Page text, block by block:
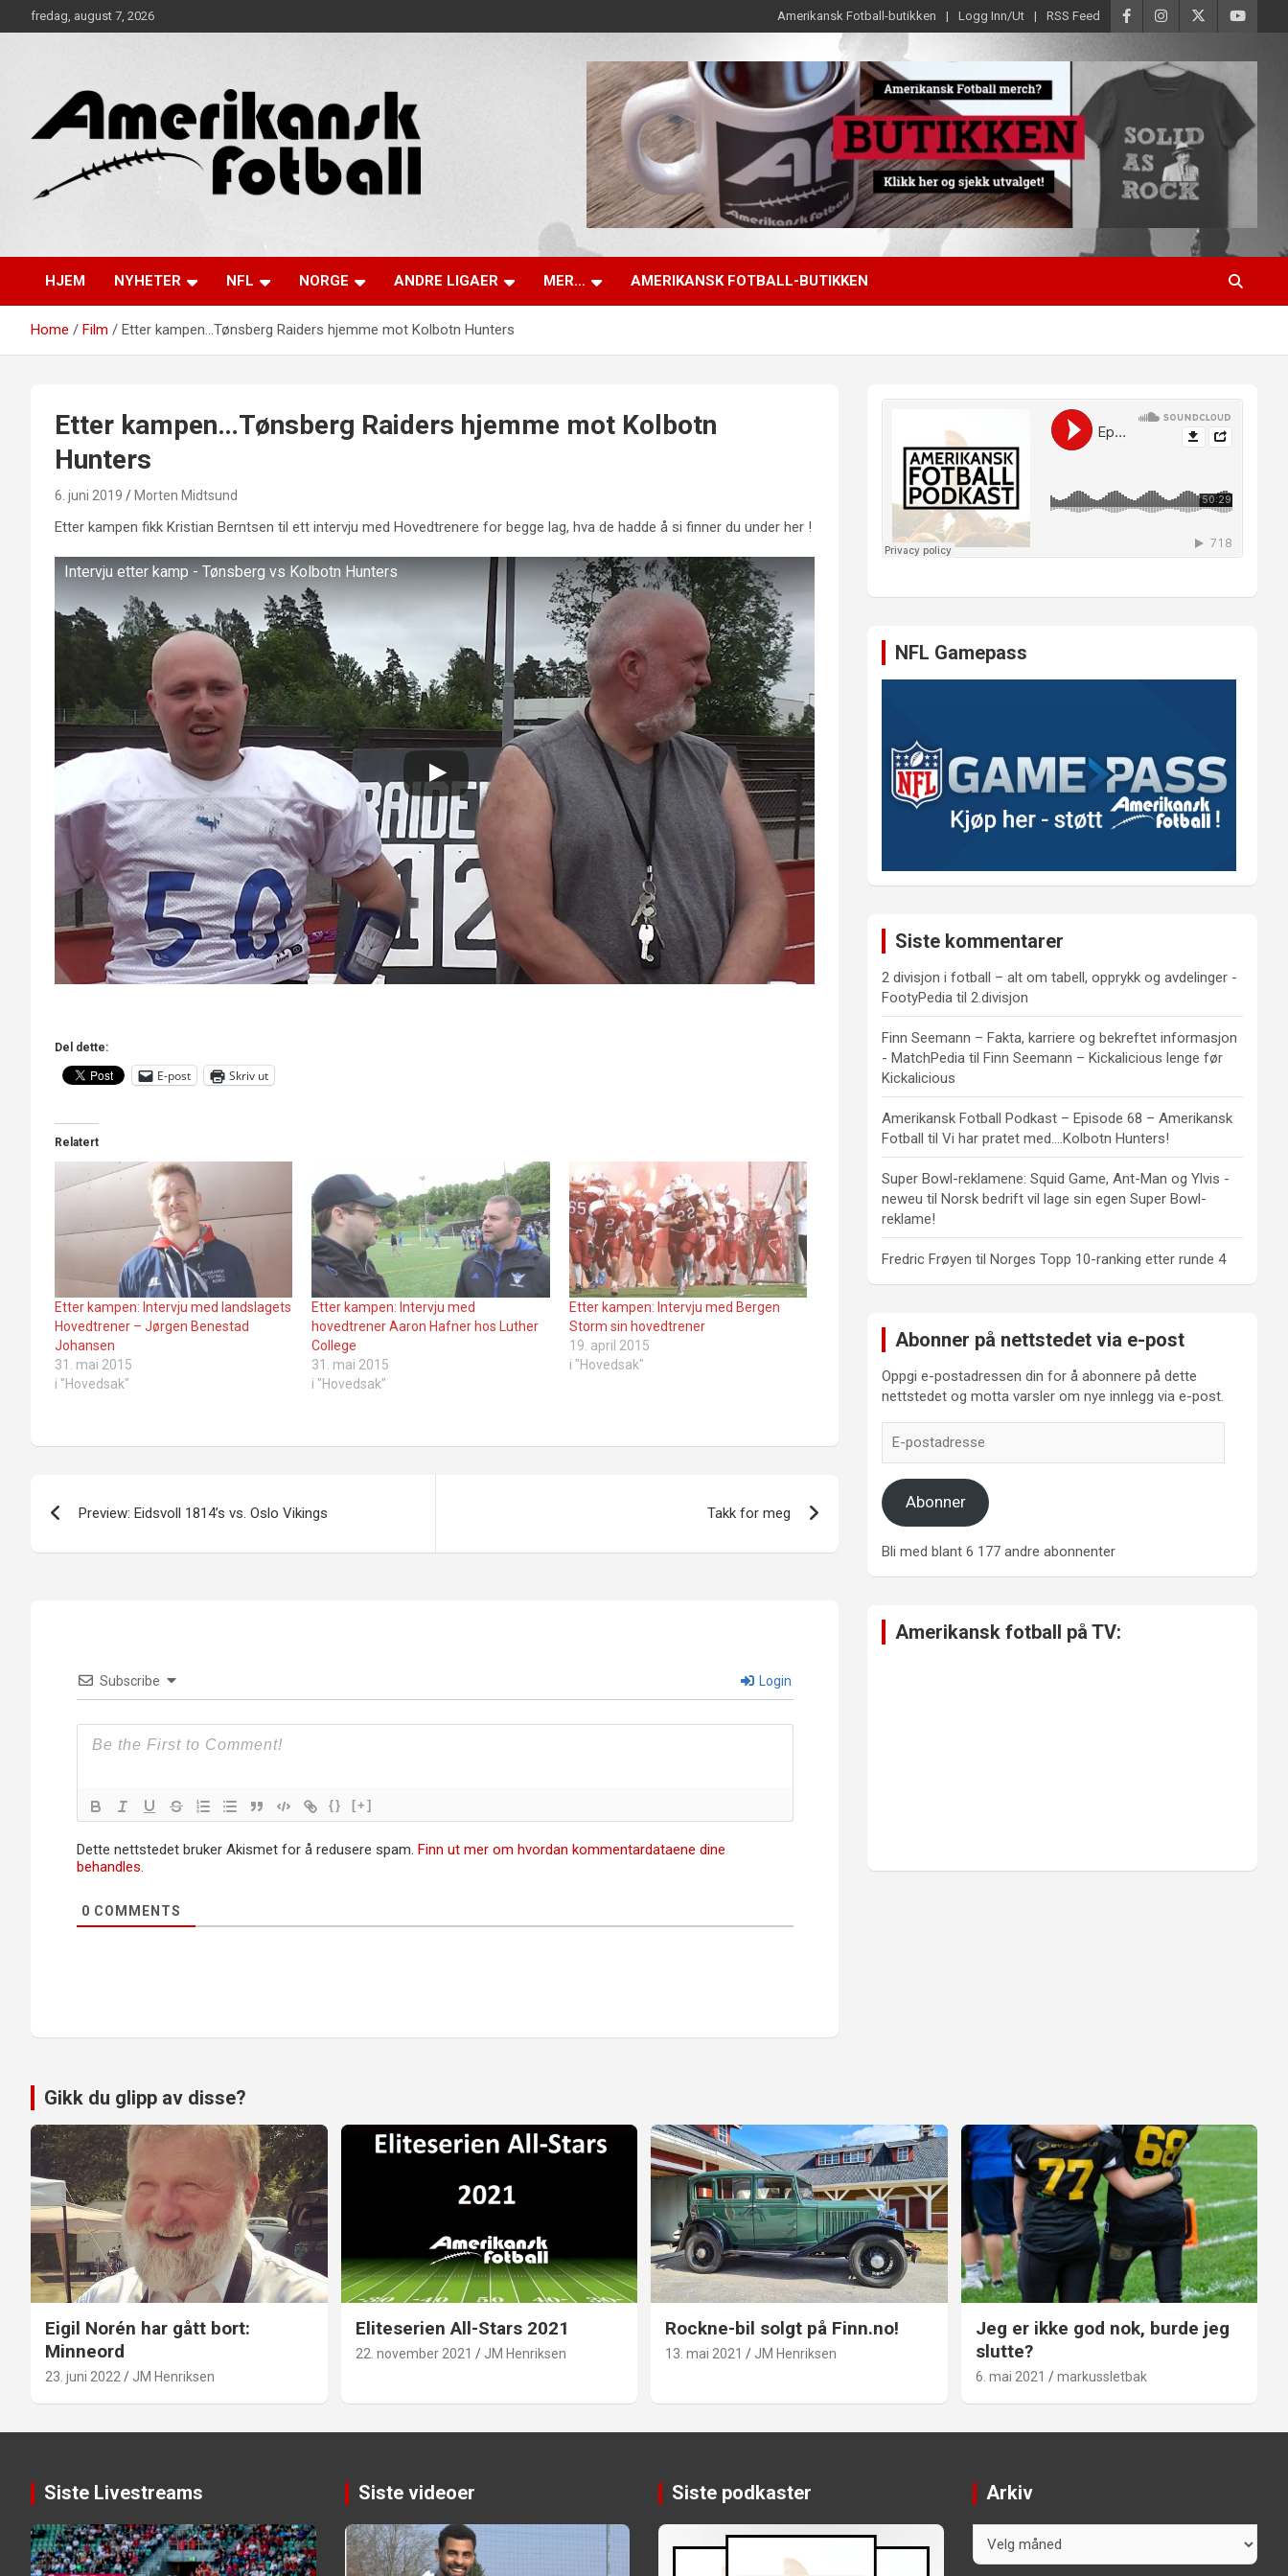
to
fredag, august 7, 2026 Amerikansk Fotball-butikken Logg Inn/Ut RSS Feed
HJEM NYHETER NFL NORGE ANDRE LIGAER MER… AMERIKANSK FOTBALL-BUTIKKEN
Home Film Etter kampen…Tønsberg Raiders hjemme mot Kolbotn Hunters
Etter kampen…Tønsberg Raiders hjemme mot Kolbotn
Hunters
6. juni 2019 Morten Midtsund
Etter kampen fikk Kristian Berntsen til ett intervju med Hovedtrenere for begge lag, hva de hadde å si finner du under her !
Intervju etter kamp - Tønsberg vs Kolbotn Hunters
Del dette:
E-post Skriv ut
Relatert
Etter kampen: Intervju med landslagets
Hovedtrener – Jørgen Benestad
Johansen
31. mai 2015
i "Hovedsak"
Etter kampen: Intervju med
hovedtrener Aaron Hafner hos Luther
College
31. mai 2015
i "Hovedsak"
Etter kampen: Intervju med Bergen
Storm sin hovedtrener
19. april 2015
i "Hovedsak"
Preview: Eidsvoll 1814’s vs. Oslo Vikings Takk for meg
Subscribe Login
{} [+]
Dette nettstedet bruker Akismet for å redusere spam. Finn ut mer om hvordan kommentardataene dine
behandles.
0 COMMENTS
NFL Gamepass
Siste kommentarer
2 divisjon i fotball – alt om tabell, opprykk og avdelinger -
FootyPedia til2.divisjon
Finn Seemann – Fakta, karriere og bekreftet informasjon
- MatchPedia tilFinn Seemann – Kickalicious lenge før
Kickalicious
Amerikansk Fotball Podkast – Episode 68 – Amerikansk
Fotball tilVi har pratet med….Kolbotn Hunters!
Super Bowl-reklamene: Squid Game, Ant-Man og Ylvis -
neweu tilNorsk bedrift vil lage sin egen Super Bowl-
reklame!
Fredric Frøyen tilNorges Topp 10-ranking etter runde 4
Abonner på nettstedet via e-post
Oppgi e-postadressen din for å abonnere på dette
nettstedet og motta varsler om nye innlegg via e-post.
postadresse
Abonner
Bli med blant 6 177 andre abonnenter
Amerikansk fotball på TV:
Gikk du glipp av disse?
Eigil Norén har gått bort:
Minneord
23. juni 2022 JM Henriksen
Eliteserien All-Stars 2021
22. november 2021 JM Henriksen
Rockne-bil solgt på Finn.no!
13. mai 2021 JM Henriksen
Jeg er ikke god nok, burde jeg
slutte?
6. mai 2021 markussletbak
Siste Livestreams Siste videoer Siste podkaster Arkiv